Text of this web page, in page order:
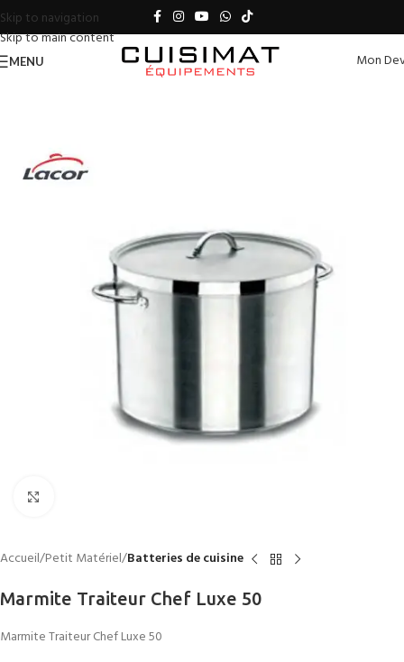
Skip to navigation
Skip to main content
MENU Mon
Accueil Petit Matériel Batteries de cuisine
Marmite Traiteur Chef Luxe 50
Marmite Traiteur Chef Luxe 50